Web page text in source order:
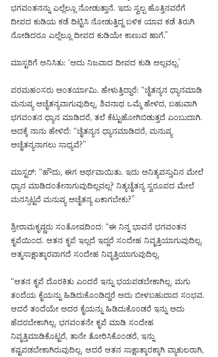
ಭಗವಂತನನ್ನು ಎಲ್ಲೆಲ್ಲೂ ನೋಡುತ್ತಾನೆ. ಇದು ಸ್ವಲ್ಪ ಹೊತ್ತಿನವರೆಗೆ
ದೀಪದ ಕುಡಿಯ ಕಡೆ ದಿಟ್ಟಿಸಿ ನೋಡುತ್ತಿದ್ದ ಬಳಿಕ ಯಾವ ಕಡೆ ತಿರುಗಿ
ನೋಡಿದರೂ ಎಲ್ಲೆಲ್ಲೂ ದೀಪದ ಕುಡಿಯೇ ಕಾಣುವ ಹಾಗೆ.”
ಮಾಸ್ಟರಿಗೆ ಅನಿಸಿತು: ‘ಅದು ನಿಜವಾದ ದೀಪದ ಕುಡಿ ಅಲ್ಲವಲ್ಲ.’
ಪರಮಹಂಸರು ಅಂತರ್ಯಾಮಿ. ಹೇಳುತ್ತಿದ್ದಾರೆ: “ಚೈತನ್ಯನ ಧ್ಯಾನಮಾಡಿ
ಮನುಷ್ಯ ಅಚೈತನ್ಯವಾಗುವುದಿಲ್ಲ. ಶಿವನಾಥ ಒಮ್ಮೆ ಹೇಳಿದ, ಬಹುವಾಗಿ
ಭಗವಂತನ ಧ್ಯಾನ ಮಾಡಿದರೆ, ತಲೆ ಕೆಟ್ಟುಹೋಗಿಬಿಡುತ್ತದೆ ಎಂಬುದಾಗಿ.
ಅದಕ್ಕೆ ನಾನು ಹೇಳಿದೆ: “ಚೈತನ್ಯನ ಧ್ಯಾನಮಾಡಿದರೆ, ಮನುಷ್ಯ
ಅಚೈತನ್ಯನಾಗಲು ಸಾಧ್ಯವೆ?”
ಮಾಸ್ಟರ್: “ಹೌದು, ಈಗ ಅರ್ಥವಾಯಿತು. ಇದು ಅನಿತ್ಯವಸ್ತುವಿನ ಮೇಲೆ
ಧ್ಯಾನ ಮಾಡಿದಂತೇನಾಗುವುದಿಲ್ಲವಲ್ಲ? ನಿತ್ಯಚೈತನ್ಯ ಸ್ವರೂಪದ ಮೇಲೆ
ಮನಸ್ಸಿಟ್ಟರೆ ಮನುಷ್ಯ ಅಚೈತನ್ಯ ಏಕಾಗಬೇಕು?”
ಶ್ರೀರಾಮಕೃಷ್ಣರು ಸಂತೋಷದಿಂದ: “ಈ ನಿನ್ನ ಭಾವನೆ ಭಗವಂತನ
ಕೃಪೆಯಿಂದ. ಆತನ ಕೃಪೆ ಇಲ್ಲದೆ ಇದ್ದರೆ ಸಂದೇಹ ನಿವೃತ್ತಿಯಾಗುವುದಿಲ್ಲ.
ಆತ್ಮಸಾಕ್ಷಾತ್ಕಾರವಾಗದೆ ಸಂದೇಹ ನಿವೃತ್ತಿಯಾಗುವುದಿಲ್ಲ.
“ಆತನ ಕೃಪೆ ದೊರಕಿತು ಎಂದರೆ ಇನ್ನು ಭಯಪಡಬೇಕಾಗಿಲ್ಲ. ಮಗು
ತಂದೆಯ ಕೈಯನ್ನು ಹಿಡಿದುಕೊಂಡಿದ್ದರೆ ಅದು ಬೀಳಬಹುದಾದ ಸಂಭವ.
ಆದರೆ ತಂದೆಯೇ ಅದರ ಕೈಯನ್ನು ಹಿಡಿದುಕೊಂಡರೆ ಇನ್ನು ಅದು
ಹೆದರಬೇಕಾಗಿಲ್ಲ. ಭಗವಂತನೇ ಕೃಪೆ ಮಾಡಿ ಸಂದೇಹ
ನಿವೃತ್ತಿಮಾಡಿಕೊಟ್ಟರೆ, ತಾನೇ ತೋರಿಸಿಕೊಂಡರೆ, ಇನ್ನು
ಕಷ್ಟಪಡಬೇಕಾಗಿರುವುದಿಲ್ಲ. ಆದರೆ ಆತನ ಸಾಕ್ಷಾತ್ಕಾರಕ್ಕಾಗಿ ವ್ಯಾಕುಲರಾಗಿ,